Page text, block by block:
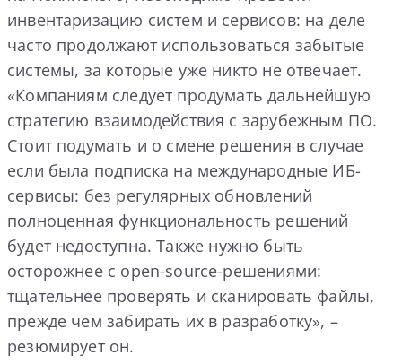
инвентаризацию систем и сервисов: на деле
часто продолжают использоваться забытые
системы, за которые уже никто не отвечает.
«Компаниям следует продумать дальнейшую
стратегию взаимодействия с зарубежным ПО.
Стоит подумать и о смене решения в случае
если была подписка на международные ИБ-
сервисы: без регулярных обновлений
полноценная функциональность решений
будет недоступна. Также нужно быть
осторожнее с open-source-решениями:
тщательнее проверять и сканировать файлы,
прежде чем забирать их в разработку», –
резюмирует он.